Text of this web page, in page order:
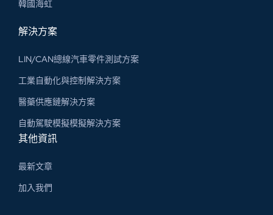
韓國海虹
解決方案
LIN/CAN總線汽車零件測試方案
工業自動化與控制解決方案
醫藥供應鏈解決方案
自動駕駛模擬模擬解決方案
其他資訊
最新文章
加入我們